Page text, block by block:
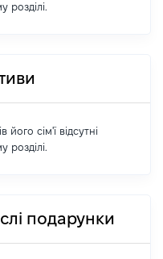
розділі.
сім'ї відсутні
розділі.
подарунки